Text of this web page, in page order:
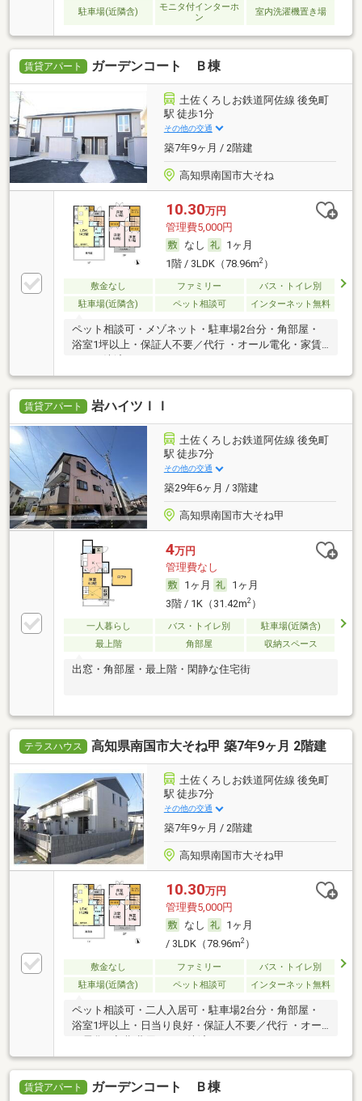
駐車場(近隣含)
モニタ付インターホ
ン
室内洗濯機置き場
賃貸アパート ガーデンコート Ｂ棟
土佐くろしお鉄道阿佐線 後免町
駅 徒歩1分
その他の交通
築7年9ヶ月 / 2階建
高知県南国市大そね
10.30万円
管理費5,000円
なし
1ヶ月
1階 / 3LDK（78.96m2）
敷金なし ファミリー
バス・トイレ別
駐車場(近隣含)
ペット相談可 インターネット無料
ペット相談可・メゾネット・駐車場2台分・角部屋・
浴室1坪以上・保証人不要／代行 ・オール電化・家賃
賃貸アパート 岩ハイツＩＩ
土佐くろしお鉄道阿佐線 後免町
駅 徒歩7分
その他の交通
築29年6ヶ月 / 3階建
高知県南国市大そね甲
4万円
管理費なし
1ヶ月
1ヶ月
3階 / 1K（31.42m2）
一人暮らし バス・トイレ別
駐車場(近隣含)
最上階
角部屋 収納スペース
出窓・角部屋・最上階・閑静な住宅街
テラスハウス 高知県南国市大そね甲 築7年9ヶ月 2階建
土佐くろしお鉄道阿佐線 後免町
駅 徒歩7分
その他の交通
築7年9ヶ月 / 2階建
高知県南国市大そね甲
10.30万円
管理費5,000円
なし
1ヶ月
/ 3LDK（78.96m2）
敷金なし ファミリー
バス・トイレ別
駐車場(近隣含)
ペット相談可 インターネット無料
ペット相談可・二人入居可・駐車場2台分・角部屋・
浴室1坪以上・日当り良好・保証人不要／代行 ・オー
ル電化・初期費用カード決済可
賃貸アパート ガーデンコート Ｂ棟